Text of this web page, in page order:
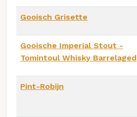
Gooisch Grisette
Gooische Imperial Stout -
Tomintoul Whisky Barrelaged
Pint-Robijn